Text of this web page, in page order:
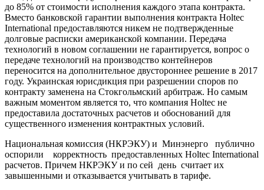
до 85% от стоимости исполнения каждого этапа контракта.
Вместо банковской гарантии выполнения контракта Holtec
International предоставляются никем не подтвержденные
долговые расписки американской компании. Передача
технологий в новом соглашении не гарантируется, вопрос о
передаче технологий на производство контейнеров
переносится на дополнительное двустороннее решение в 2017
году. Украинская юрисдикция при разрешении споров по
контракту заменена на Стокгольмский арбитраж. Но самым
важным моментом является то, что компания Holtec не
предоставила достаточных расчетов и обоснований для
существенного изменения контрактных условий.
Национальная комиссия (НКРЭКУ) и Минэнерго публично
оспорили корректность предоставленных Holtec International
расчетов. Причем НКРЭКУ и по сей день считает их
завышенными и отказывается учитывать в тарифе.